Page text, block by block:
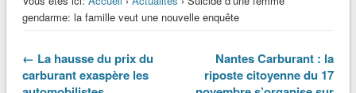
gendarme: la famille veut une nouvelle enquête
← La hausse du prix du
carburant exaspère les
Nantes Carburant : la
riposte citoyenne du 17